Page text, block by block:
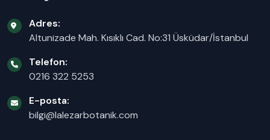
Adres:
Altunizade Mah. Kısıklı Cad. No:31 Üsküdar/İstanbul
Telefon:
0216 322 5253
E-posta:
bilgi@lalezarbotanik.com